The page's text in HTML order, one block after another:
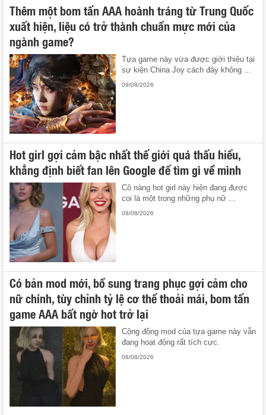
Thêm một bom tấn AAA hoành tráng từ Trung Quốc
xuất hiện, liệu có trở thành chuẩn mực mới của
ngành game?
Tựa game này vừa được giới thiệu tại
sự kiện China Joy cách đây không ...
09/08/2026
Hot girl gợi cảm bậc nhất thế giới quá thấu hiểu,
khẳng định biết fan lên Google để tìm gì về mình
Cô nàng hot girl này hiện đang được
coi là một trong những phụ nữ ...
08/08/2026
Có bản mod mới, bổ sung trang phục gợi cảm cho
nữ chính, tùy chỉnh tỷ lệ cơ thể thoải mái, bom tấn
game AAA bất ngờ hot trở lại
Cộng đồng mod của tựa game này vẫn
đang hoạt động rất tích cực.
08/08/2026